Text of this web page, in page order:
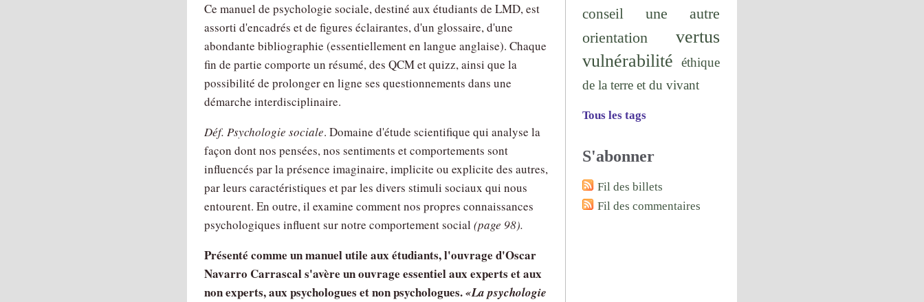
Ce manuel de psychologie sociale, destiné aux étudiants de LMD, est
assorti d'encadrés et de figures éclairantes, d'un glossaire, d'une
abondante bibliographie (essentiellement en langue anglaise). Chaque
fin de partie comporte un résumé, des QCM et quizz, ainsi que la
possibilité de prolonger en ligne ses questionnements dans une
démarche interdisciplinaire.
Déf. Psychologie sociale. Domaine d'étude scientifique qui analyse la
façon dont nos pensées, nos sentiments et comportements sont
influencés par la présence imaginaire, implicite ou explicite des autres,
par leurs caractéristiques et par les divers stimuli sociaux qui nous
entourent. En outre, il examine comment nos propres connaissances
psychologiques influent sur notre comportement social (page 98).
Présenté comme un manuel utile aux étudiants, l'ouvrage d'Oscar
Navarro Carrascal s'avère un ouvrage essentiel aux experts et aux
non experts, aux psychologues et non psychologues. La psychologie
conseil
une autre
orientation
vertus
vulnérabilité
éthique
de la terre et du vivant
Tous les tags
S'abonner
Fil des billets
Fil des commentaires